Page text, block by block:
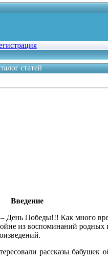
статей
Введение
День Победы!!! Как много
из воспоминаний
рассказы бабушек